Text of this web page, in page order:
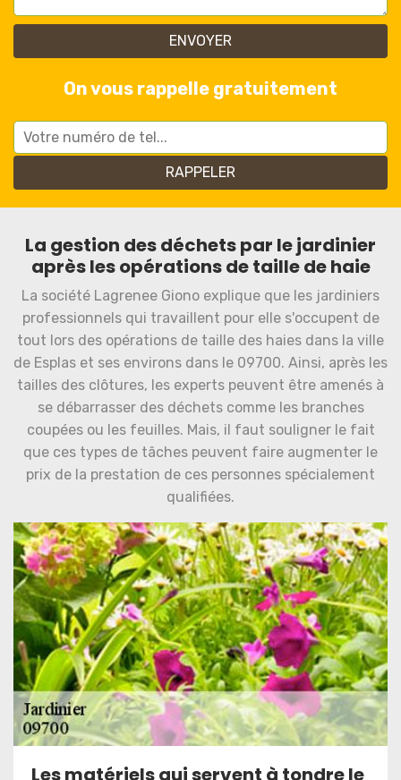
On vous rappelle gratuitement
La gestion des déchets par le jardinier
après les opérations de taille de haie
La société Lagrenee Giono explique que les jardiniers
professionnels qui travaillent pour elle s'occupent de
tout lors des opérations de taille des haies dans la ville
de Esplas et ses environs dans le 09700. Ainsi, après les
tailles des clôtures, les experts peuvent être amenés à
se débarrasser des déchets comme les branches
coupées ou les feuilles. Mais, il faut souligner le fait
que ces types de tâches peuvent faire augmenter le
prix de la prestation de ces personnes spécialement
qualifiées.
Les matériels qui servent à tondre le